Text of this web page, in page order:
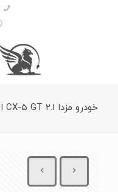
خودرو مزدا CX-5 GT 2.1 اتوماتیک سال 2016